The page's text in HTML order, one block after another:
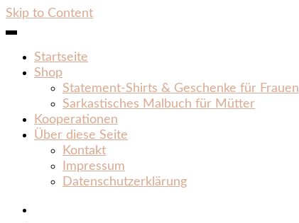
Skip to Content
Startseite
Shop
Statement‑Shirts & Geschenke für Frauen
Sarkastisches Malbuch für Mütter
Kooperationen
Über diese Seite
Kontakt
Impressum
Datenschutzerklärung